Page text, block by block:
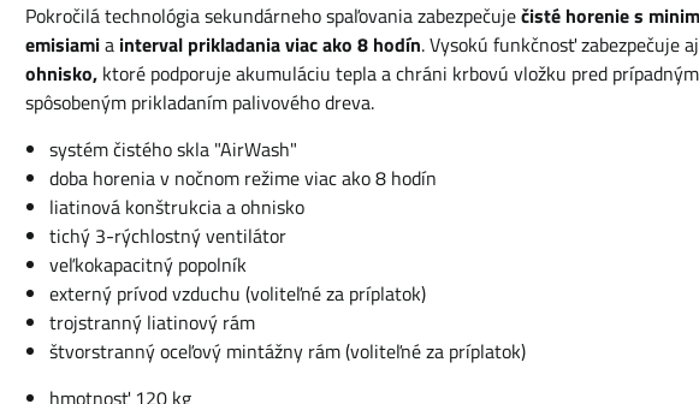
Pokročilá technológia sekundárneho spaľovania zabezpečuječisté horenie s
emisiamia interval prikladania viac ako 8 hodín. Vysokú funkčnosť zabezpečuje aj
ohnisko, ktoré podporuje akumuláciu tepla a chráni krbovú vložku pred
spôsobeným prikladaním palivového dreva.
systém čistého skla "AirWash"
doba horenia v nočnom režime viac ako 8 hodín
liatinová konštrukcia a ohnisko
tichý 3-rýchlostný ventilátor
veľkokapacitný popolník
externý prívod vzduchu (voliteľné za príplatok)
trojstranný liatinový rám
štvorstranný oceľový mintážny rám (voliteľné za príplatok)
hmotnosť 120 kg